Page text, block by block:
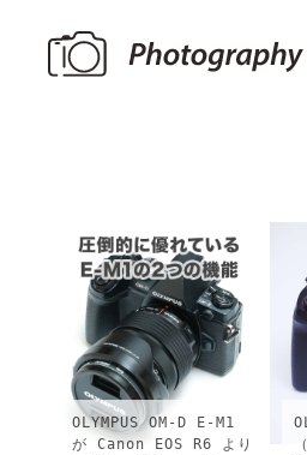
OLYMPUS OM-D E-M1
が Canon EOS R6 より